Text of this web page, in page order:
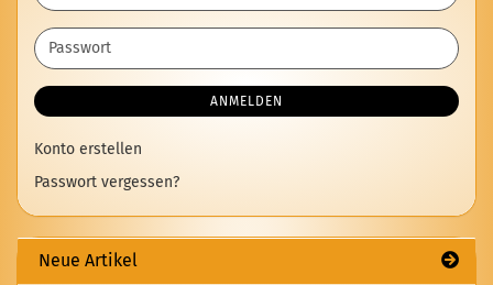
Mail-
Adresse
Passwort
ANMELDEN
Konto erstellen
Passwort vergessen?
Neue Artikel